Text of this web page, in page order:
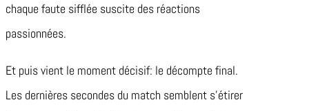
chaque faute sifflée suscite des réactions
passionnées.
Et puis vient le moment décisif: le décompte final.
Les dernières secondes du match semblent s’étirer